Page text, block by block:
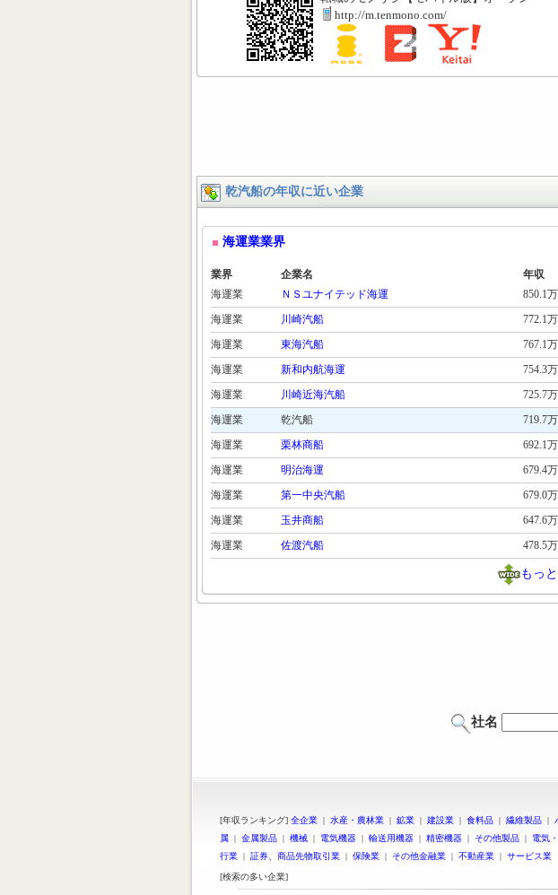
http://m.tenmono.com/
乾汽船の年収に近い企業
海運業業界
業界 企業名
年収
海運業
ＮＳユナイテッド海運
850.1万
海運業
川崎汽船
772.1万
海運業
東海汽船
767.1万
海運業
新和内航海運
754.3万
海運業
川崎近海汽船
725.7万
海運業
乾汽船
719.7万
海運業
栗林商船
692.1万
海運業
明治海運
679.4万
海運業
第一中央汽船
679.0万
海運業
玉井商船
647.6万
海運業
佐渡汽船 478.5万
もっ
社名
[年収ランキング] 全企業 | 水産・農林業 | 鉱業 | 建設業 | 食料品 | 繊維製品 |
属 | 金属製品 | 機械 | 電気機器 | 輸送用機器 | 精密機器 | その他製品 | 電気
行業 | 証券、商品先物取引業 | 保険業 | その他金融業 | 不動産業 | サービス業
[検索の多い企業]